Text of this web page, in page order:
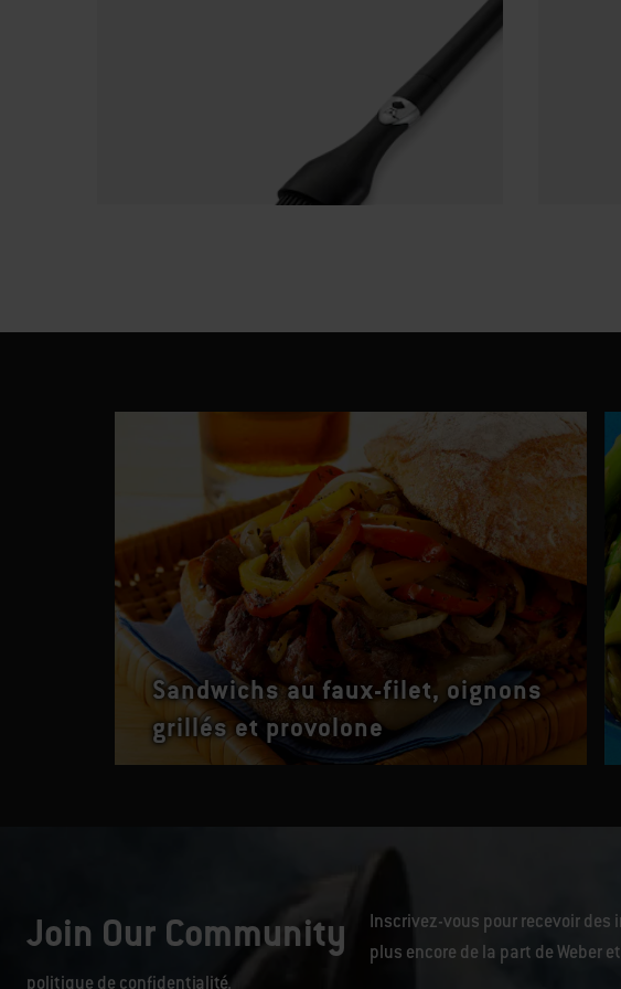
Sandwichs au faux-filet, oignons
grillés et provolone
Join Our Community
Inscrivez-vous pour recevoir
plus encore de la part de Weber
politique de confidentialité.